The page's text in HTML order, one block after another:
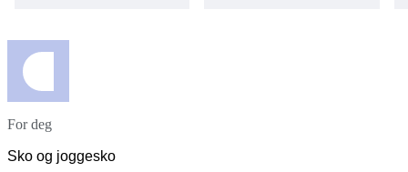
For deg
Sko og joggesko